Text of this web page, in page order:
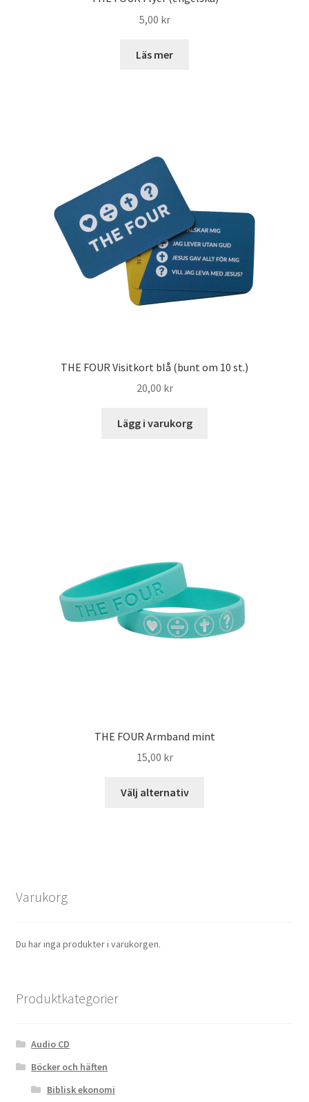
5,00 kr
Läs mer
THE FOUR Visitkort blå (bunt om 10 st.)
20,00 kr
Lägg i varukorg
THE FOUR Armband mint
15,00 kr
Välj alternativ
Varukorg
Du har inga produkter i varukorgen.
Produktkategorier
Audio CD
Böcker och häften
Biblisk ekonomi